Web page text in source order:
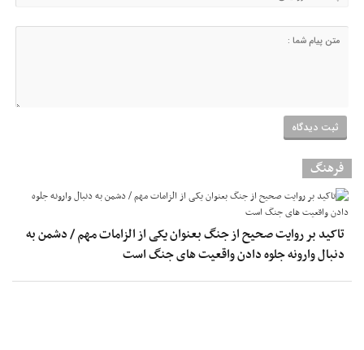
فرهنگ
تاکید بر روایت صحیح از جنگ بعنوان یکی از الزامات مهم / دشمن به
دنبال وارونه جلوه دادن واقعیت های جنگ است